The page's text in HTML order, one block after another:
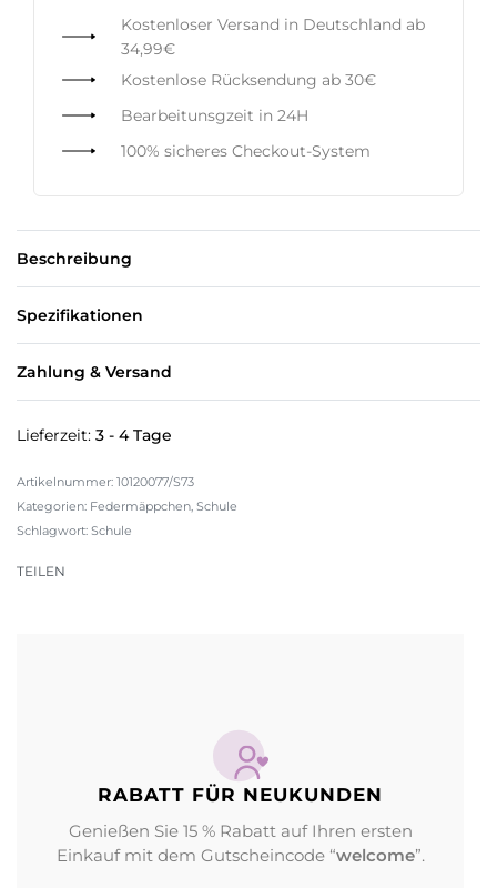
Kostenloser Versand in Deutschland ab
34,99€
Kostenlose Rücksendung ab 30€
Bearbeitunsgzeit in 24H
100% sicheres Checkout-System
Beschreibung
Spezifikationen
Zahlung & Versand
Lieferzeit: 3 - 4 Tage
10120077/S73
Kategorien: Federmäppchen, Schule
Schlagwort: Schule
TEILEN
RABATT FÜR NEUKUNDEN
Genießen Sie 15 % Rabatt auf Ihren ersten
Einkauf mit dem Gutscheincode “welcome”.